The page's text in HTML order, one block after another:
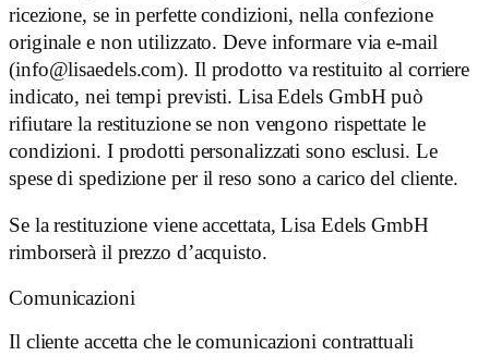
ricezione, se in perfette condizioni, nella confezione
originale e non utilizzato. Deve informare via e-mail
(info@lisaedels.com). Il prodotto va restituito al corriere
indicato, nei tempi previsti. Lisa Edels GmbH può
rifiutare la restituzione se non vengono rispettate le
condizioni. I prodotti personalizzati sono esclusi. Le
spese di spedizione per il reso sono a carico del cliente.
Se la restituzione viene accettata, Lisa Edels GmbH
rimborserà il prezzo d’acquisto.
Comunicazioni
Il cliente accetta che le comunicazioni contrattuali